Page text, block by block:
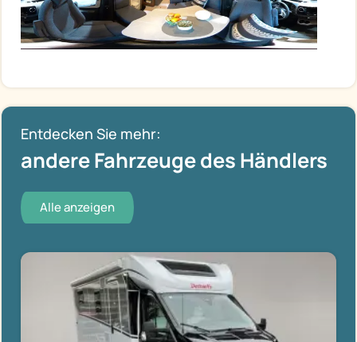
Entdecken Sie mehr:
andere Fahrzeuge des Händlers
Alle anzeigen